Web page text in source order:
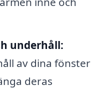
underhåll:
av dina fönster
deras